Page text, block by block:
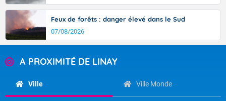
Feux de forêts : danger élevé dans le Sud
07/08/2026
A PROXIMITÉ DE LINAY
Ville Ville Monde